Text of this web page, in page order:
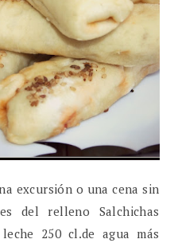
excursión o una cena sin
del relleno Salchichas
250 cl.de agua más